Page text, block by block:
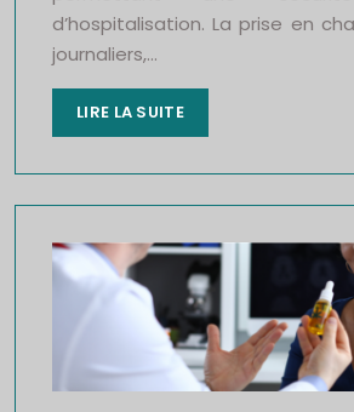
d’hospitalisation. La prise en
journaliers,…
LIRE LA SUITE